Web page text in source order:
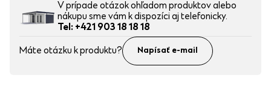
V prípade otázok ohľadom produktov alebo
nákupu sme vám k dispozíci aj telefonicky.
Tel: +421 903 18 18 18
Máte otázku k produktu? Napísať e-mail